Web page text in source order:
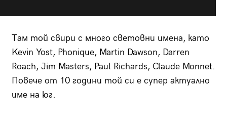
Там той свири с много световни имена, като
Kevin Yost, Phonique, Martin Dawson, Darren
Roach, Jim Masters, Paul Richards, Claude Monnet.
Повече от 10 години той си е супер актуално
име на юг.